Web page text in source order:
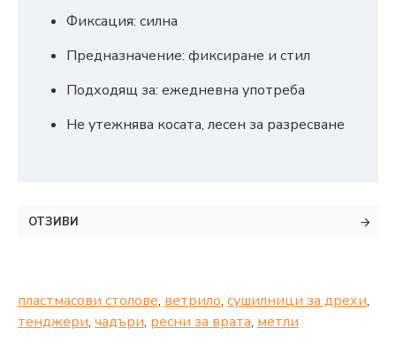
Фиксация: силна
Предназначение: фиксиране и стил
Подходящ за: ежедневна употреба
Не утежнява косата, лесен за разресване
ОТЗИВИ
пластмасови столове, ветрило, сушилници за дрехи,
тенджери, чадъри, ресни за врата, метли